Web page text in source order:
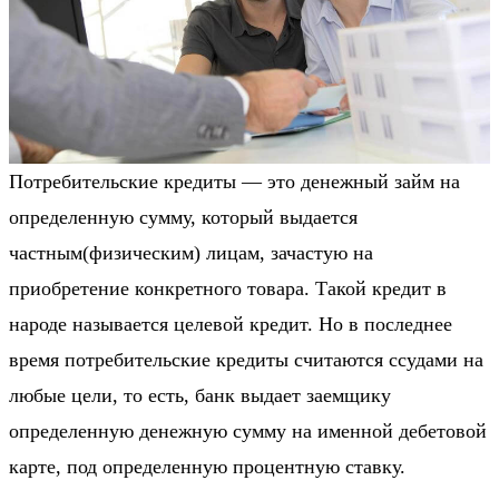
Потребительские кредиты — это денежный займ на
определенную сумму, который выдается
частным(физическим) лицам, зачастую на
приобретение конкретного товара. Такой кредит в
народе называется целевой кредит. Но в последнее
время потребительские кредиты считаются ссудами на
любые цели, то есть, банк выдает заемщику
определенную денежную сумму на именной дебетовой
карте, под определенную процентную ставку.